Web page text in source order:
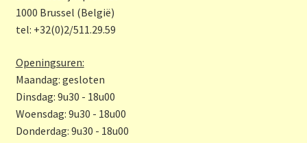
o
k
a
m
1000 Brussel (België)
tel: +32(0)2/511.29.59
Openingsuren:
Maandag: gesloten
Dinsdag: 9u30 - 18u00
Woensdag: 9u30 - 18u00
Donderdag: 9u30 - 18u00